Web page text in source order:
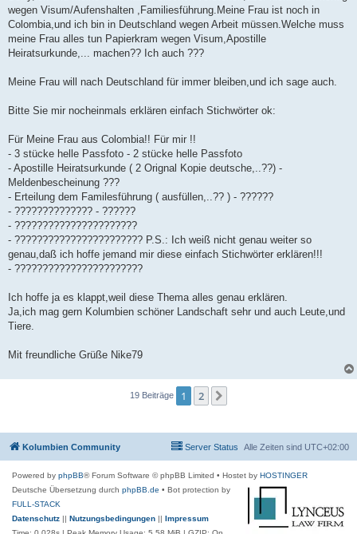
wegen Visum/Aufenshalten ,Familiesführung.Meine Frau ist noch in
Colombia,und ich bin in Deutschland wegen Arbeit müssen.Welche muss
meine Frau alles tun Papierkram wegen Visum,Apostille
Heiratsurkunde,... machen?? Ich auch ???
Meine Frau will nach Deutschland für immer bleiben,und ich sage auch.
Bitte Sie mir nocheinmals erklären einfach Stichwörter ok:
Für Meine Frau aus Colombia!! Für mir !!
- 3 stücke helle Passfoto - 2 stücke helle Passfoto
- Apostille Heiratsurkunde ( 2 Orignal Kopie deutsche,..??) -
Meldenbescheinung ???
- Erteilung dem Familesführung ( ausfüllen,..?? ) - ??????
- ?????????????? - ??????
- ??????????????????????
- ??????????????????????? P.S.: Ich weiß nicht genau weiter so
genau,daß ich hoffe jemand mir diese einfach Stichwörter erklären!!!
- ???????????????????????
Ich hoffe ja es klappt,weil diese Thema alles genau erklären.
Ja,ich mag gern Kolumbien schöner Landschaft sehr und auch Leute,und
Tiere.
Mit freundliche Grüße Nike79
19 Beiträge 1 2
Kolumbien Community Alle Zeiten sind UTC+02:00
Server Status
Powered by phpBB® Forum Software © phpBB Limited • Hostet by HOSTINGER
Deutsche Übersetzung durch phpBB.de • Bot protection by
FULL-STACK
Datenschutz || Nutzungsbedingungen || Impressum